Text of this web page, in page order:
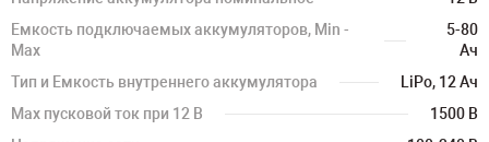
Емкость подключаемых аккумуляторов, Min -
Max
5-80
Ач
Тип и Емкость внутреннего аккумулятора
LiPo, 12 Ач
Мах пусковой ток при 12 В
1500 В